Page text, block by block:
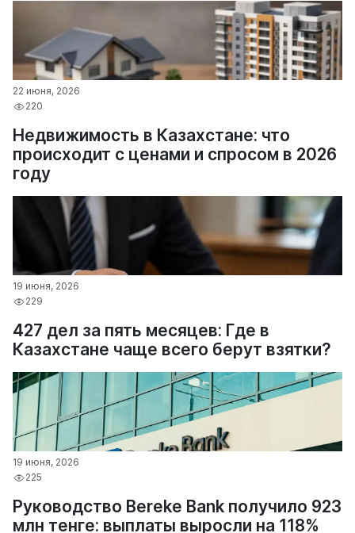
22 июня, 2026
220
Недвижимость в Казахстане: что
происходит с ценами и спросом в 2026
году
19 июня, 2026
229
427 дел за пять месяцев: Где в
Казахстане чаще всего берут взятки?
19 июня, 2026
225
Руководство Bereke Bank получило 923
млн тенге: выплаты выросли на 118%